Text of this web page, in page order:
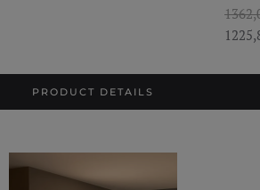
PRODUCT DETAILS